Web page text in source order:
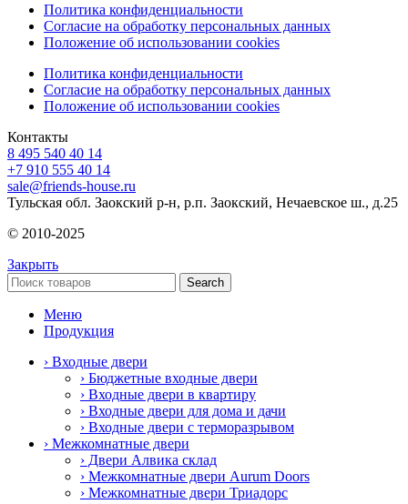
Политика конфиденциальности
Согласие на обработку персональных данных
Положение об использовании cookies
Политика конфиденциальности
Согласие на обработку персональных данных
Положение об использовании cookies
Контакты
8 495 540 40 14
+7 910 555 40 14
sale@friends-house.ru
Тульская обл. Заокский р-н, р.п. Заокский, Нечаевское ш., д.25
© 2010-2025
Закрыть
Search
Меню
Продукция
› Входные двери
› Бюджетные входные двери
› Входные двери в квартиру
› Входные двери для дома и дачи
› Входные двери с терморазрывом
› Межкомнатные двери
› Двери Алвика склад
› Межкомнатные двери Aurum Doors
› Межкомнатные двери Триадорс